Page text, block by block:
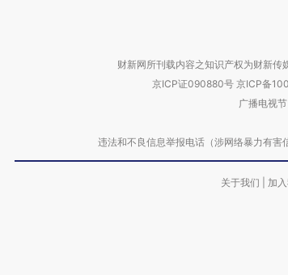
财新网所刊载内容之知识产权为财新传
京ICP证090880号 京ICP备
广播电视
违法和不良信息举报电话（涉网络暴力有
关于我们 加